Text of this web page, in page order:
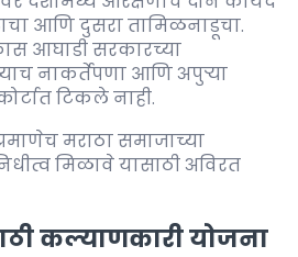
आणि दुसरा तामिळनाडूचा.
आघाडी सरकारच्या
नाकर्तेपणा आणि अपुऱ्या
टिकले नाही.
मराठा समाजाच्या
मिळावे यासाठी अविरत
कल्याणकारी योजना